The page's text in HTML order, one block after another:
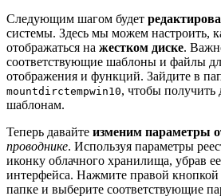
Следующим шагом будет
системы. Здесь мы можем настроить,
отображаться на жестком диске.
соответствующие шаблоны и файлы
отображения и функций. Зайдите в
mountdirctempwin10, чтобы получить
шаблонам.
Теперь давайте изменим параметры
проводнике. Используя параметры
иконку облачного хранилища, убрав ее
интерфейса. Нажмите правой
папке и выберите соответствующие